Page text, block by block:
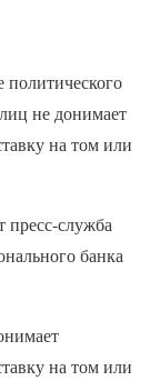
не донимает
на том или
пресс-служба
банка
на том или